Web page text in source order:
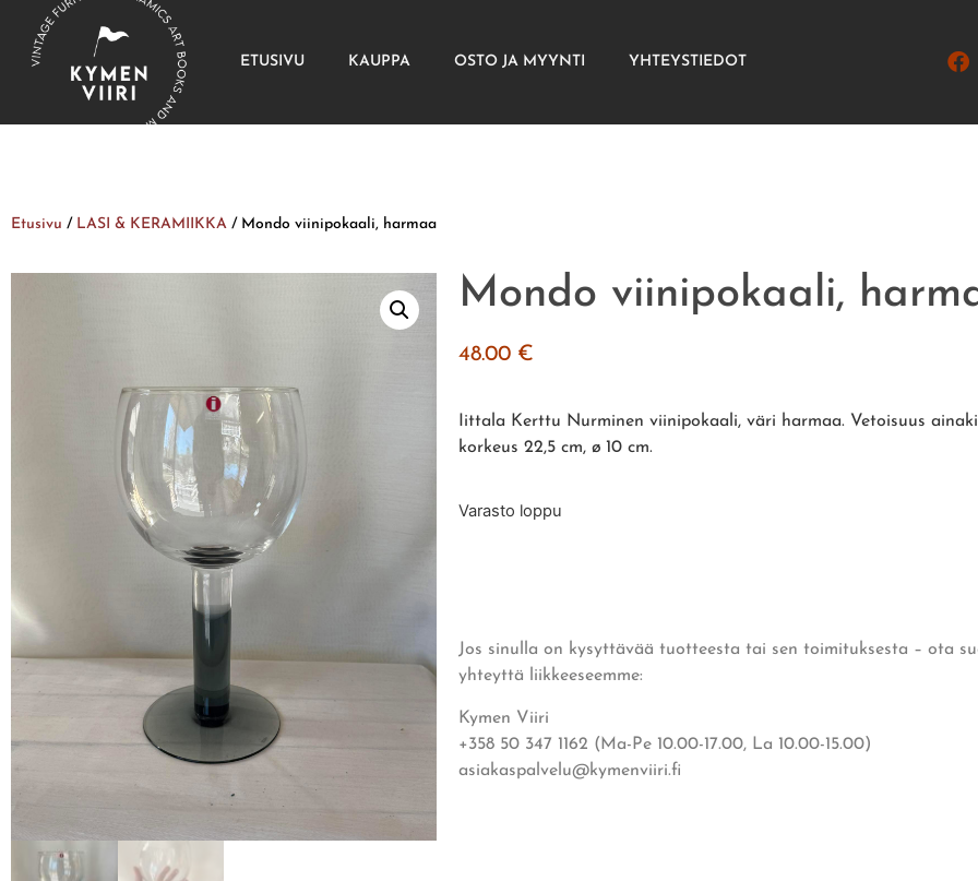
ETUSIVU KAUPPA OSTO JA MYYNTI YHTEYSTIEDOT
Etusivu / LASI & KERAMIIKKA / Mondo viinipokaali, harmaa
Mondo viinipokaali,
48.00 €
Iittala Kerttu Nurminen viinipokaali, väri harmaa. Vetoisuus
korkeus 22,5 cm, ø 10 cm.
Varasto loppu
Jos sinulla on kysyttävää tuotteesta tai sen toimituksesta – ota
yhteyttä liikkeeseemme:
Kymen Viiri
+358 50 347 1162 (Ma-Pe 10.00-17.00, La 10.00-15.00)
asiakaspalvelu@kymenviiri.fi